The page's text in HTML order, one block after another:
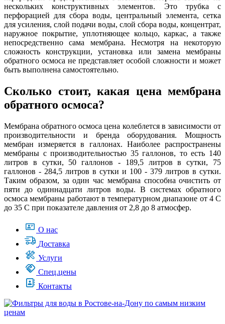
нескольких конструктивных элементов. Это трубка с
перфорацией для сбора воды, центральный элемента, сетка
для усиления, слой подачи воды, слой сбора воды, концентрат,
наружное покрытие, уплотняющее кольцо, каркас, а также
непосредственно сама мембрана. Несмотря на некоторую
сложность конструкции, установка или замена мембраны
обратного осмоса не представляет особой сложности и может
быть выполнена самостоятельно.
Сколько стоит, какая цена мембрана
обратного осмоса?
Мембрана обратного осмоса цена колеблется в зависимости от
производительности и бренда оборудования. Мощность
мембран измеряется в галлонах. Наиболее распространены
мембраны с производительностью 35 галлонов, то есть 140
литров в сутки, 50 галлонов - 189,5 литров в сутки, 75
галлонов - 284,5 литров в сутки и 100 - 379 литров в сутки.
Таким образом, за один час мембрана способна очистить от
пяти до одиннадцати литров воды. В системах обратного
осмоса мембраны работают в температурном диапазоне от 4 C
до 35 C при показателе давления от 2,8 до 8 атмосфер.
О нас
Доставка
Услуги
Спец.цены
Контакты